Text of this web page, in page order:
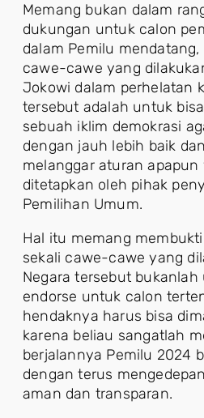
Memang bukan dalam
dukungan untuk calon
dalam Pemilu
cawe-cawe yang
Jokowi dalam perhelatan
tersebut adalah untuk
sebuah iklim demokrasi
dengan jauh lebih baik
melanggar aturan apapun
ditetapkan oleh pihak
Pemilihan Umum.
Hal itu memang
sekali cawe-cawe yang
Negara tersebut
endorse untuk calon
hendaknya harus bisa
karena beliau sangatlah
berjalannya Pemilu 2024
dengan terus
aman dan transparan.